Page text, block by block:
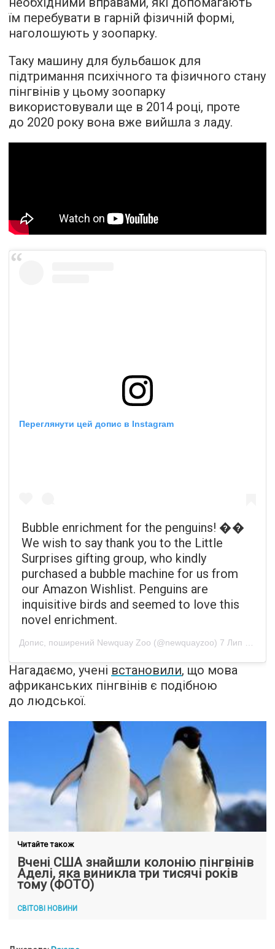
їм перебувати в гарній фізичній формі,
наголошують у зоопарку.
Таку машину для бульбашок для
підтримання психічного та фізичного стану
пінгвінів у цьому зоопарку
використовували ще в 2014 році, проте
до 2020 року вона вже вийшла з ладу.
Переглянути цей допис в Instagram
Bubble enrichment for the penguins! ��
We wish to say thank you to the Little
Surprises gifting group, who kindly
purchased a bubble machine for us from
our Amazon Wishlist. Penguins are
inquisitive birds and seemed to love this
novel enrichment.
Допис, поширений Newquay Zoo (@newquayzoo) 7 Лип 2020 р. о 3:55 PDT
Нагадаємо, учені встановили, що мова
африканських пінгвінів є подібною
до людської.
Читайте також
Вчені США знайшли колонію пінгвінів
Аделі, яка виникла три тисячі років
тому (ФОТО)
СВІТОВІ НОВИНИ